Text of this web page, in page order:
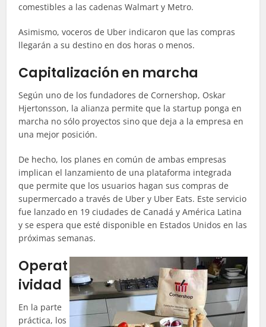
comestibles a las cadenas Walmart y Metro.
Asimismo, voceros de Uber indicaron que las compras
llegarán a su destino en dos horas o menos.
Capitalización en marcha
Según uno de los fundadores de Cornershop, Oskar
Hjertonsson, la alianza permite que la startup ponga en
marcha no sólo proyectos sino que deja a la empresa en
una mejor posición.
De hecho, los planes en común de ambas empresas
implican el lanzamiento de una plataforma integrada
que permite que los usuarios hagan sus compras de
supermercado a través de Uber y Uber Eats. Este servicio
fue lanzado en 19 ciudades de Canadá y América Latina
y se espera que esté disponible en Estados Unidos en las
próximas semanas.
Operat
ividad
En la parte
práctica, los